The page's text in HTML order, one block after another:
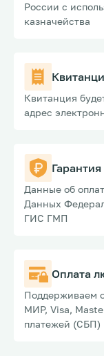
России с
казначейства
Квитанция
адрес
Данные об
Данных
ГИС ГМП
Оплата
Поддерживаем
МИР, Visa,
платежей (СБП)